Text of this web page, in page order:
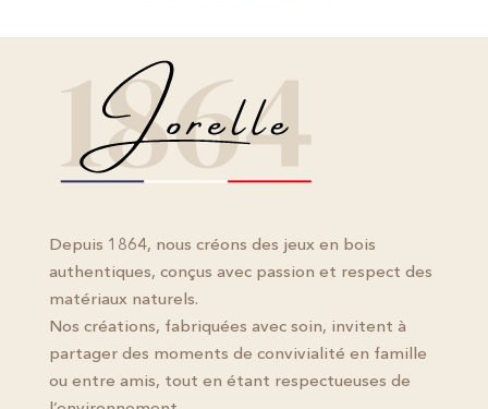
Depuis 1864, nous créons des jeux en bois
authentiques, conçus avec passion et respect des
matériaux naturels.
Nos créations, fabriquées avec soin, invitent à
partager des moments de convivialité en famille
ou entre amis, tout en étant respectueuses de